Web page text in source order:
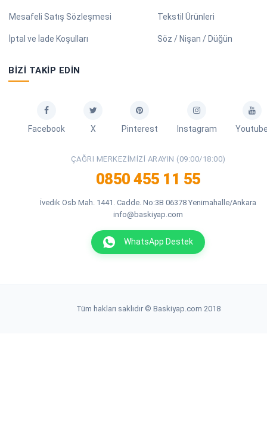
Mesafeli Satış Sözleşmesi
İptal ve İade Koşulları
Tekstil Ürünleri
Söz / Nişan / Düğün
BIZI TAKIP EDIN
Facebook X Pinterest Instagram
ÇAĞRI MERKEZIMIZI ARAYIN (09:00/18:00)
0850 455 11 55
İvedik Osb Mah. 1441. Cadde. No:3B 06378 Yenimahalle/Ankara
info@baskiyap.com
WhatsApp Destek
Tüm hakları saklıdır © Baskiyap.com 2018